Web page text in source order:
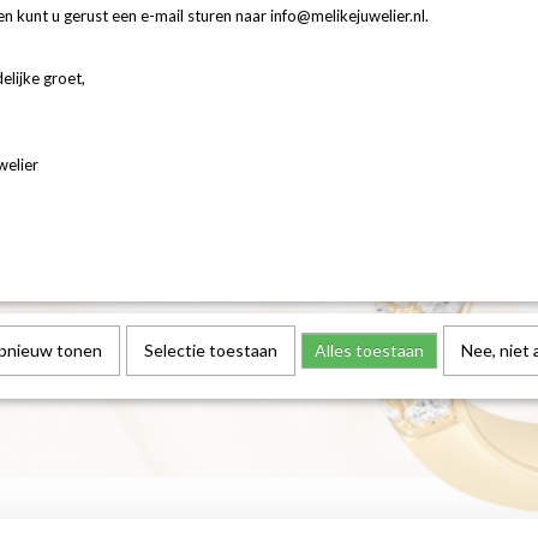
kunt u gerust een e-mail sturen naar info@melikejuwelier.nl.
groet,
tonen Selectie toestaan Alles toestaan Nee, niet